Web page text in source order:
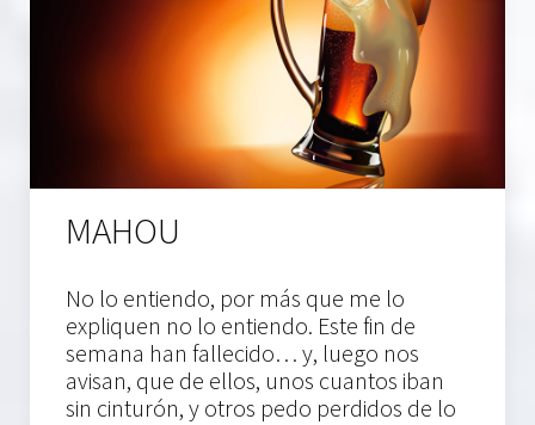
MAHOU
No lo entiendo, por más que me lo
expliquen no lo entiendo. Este fin de
semana han fallecido… y, luego nos
avisan, que de ellos, unos cuantos iban
sin cinturón, y otros pedo perdidos de lo